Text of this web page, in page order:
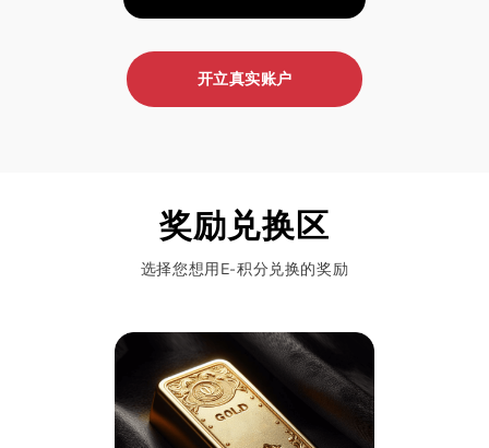
开立真实账户
奖励兑换区
选择您想用E-积分兑换的奖励